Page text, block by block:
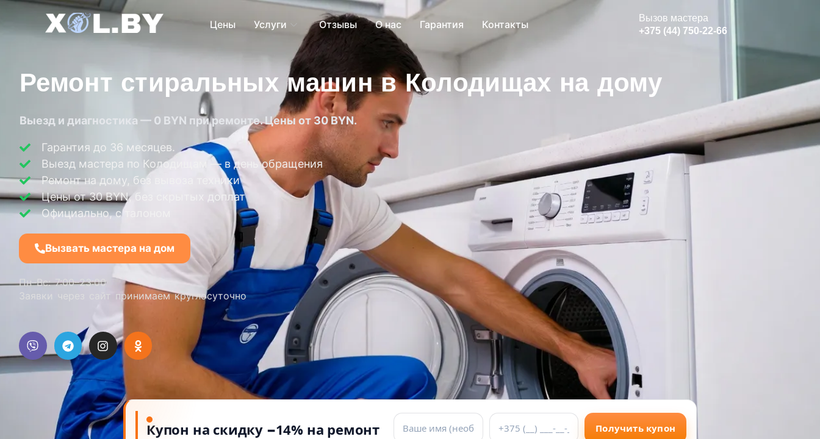
Цены Услуги Отзывы О нас Гарантия Контакты
Вызов мастера
+375 (44) 750-22-66
Ремонт стиральных машин в Колодищах на дому
Выезд и диагностика — 0 BYN при ремонте. Цены от 30 BYN.
Гарантия до 36 месяцев.
Выезд мастера по Колодищам — в день обращения
Ремонт на дому, без вывоза техники
Цены от 30 BYN, без скрытых доплат
Официально, с талоном
Вызвать мастера на дом
Пн–Вс: 7:00–23:00
Заявки через сайт принимаем круглосуточно
Купон на скидку −14% на ремонт Получить купон